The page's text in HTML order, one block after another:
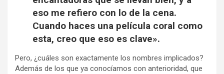
eso me refiero con lo de la cena.
Cuando haces una película coral como
esta, creo que eso es clave».
Pero, ¿cuáles son exactamente los nombres implicados?
Además de los que ya conocíamos con anterioridad, que